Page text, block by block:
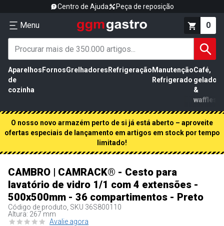
Centro de Ajuda Peça de reposição
Menu 0
Aparelhos
de
cozinha
FornosGrelhadores Refrigeração Manutenção
Refrigerado
Café,
gelados
&
waffles
O nosso novo armazém perto de si já está aberto – aproveite
ofertas especiais de lançamento em artigos em stock por tempo
limitado!
CAMBRO | CAMRACK® - Cesto para
lavatório de vidro 1/1 com 4 extensões -
500x500mm - 36 compartimentos - Preto
Código de produto, SKU 36S800110
Altura: 267 mm
Avalie agora